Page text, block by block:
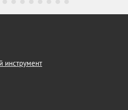
инструмент